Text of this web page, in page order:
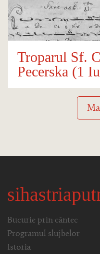
Troparul Sf.
Pecerska (1
Bucurie prin cântec
Programul slujbelor
Istoria